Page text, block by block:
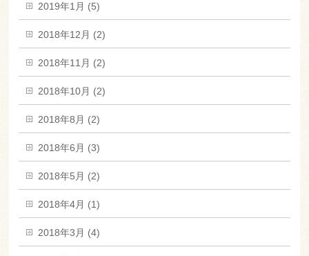
2019年1月 (5)
2018年12月 (2)
2018年11月 (2)
2018年10月 (2)
2018年8月 (2)
2018年6月 (3)
2018年5月 (2)
2018年4月 (1)
2018年3月 (4)